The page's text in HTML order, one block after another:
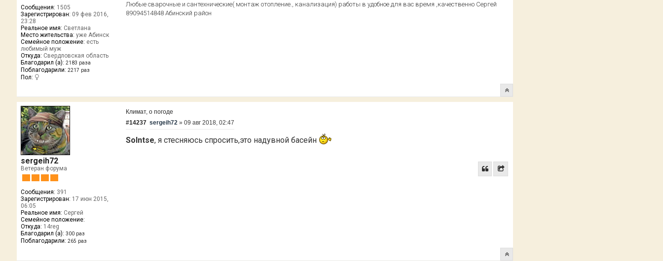
Сообщения: 1505
Зарегистрирован: 09 фев 2016,
23:28
Реальное имя: Светлана
Место жительства: уже Абинск
Семейное положение: есть
любимый муж
Откуда: Свердловская область
Благодарил (а): 2183 раза
Поблагодарили: 2217 раз
Пол:
Любые сварочные и сантехнические( монтаж отопление., канализация) работы в удобное для вас время ,качественно Сергей
89094514848 Абинский район
sergeih72
Ветеран форума
Сообщения: 391
Зарегистрирован: 17 июн 2015,
06:05
Реальное имя: Сергей
Семейное положение:
Откуда: 14reg
Благодарил (а): 300 раз
Поблагодарили: 265 раз
Климат, о погоде
#14237 sergeih72 »09 авг 2018, 02:47
Solntse, я стесняюсь спросить,это надувной басейн